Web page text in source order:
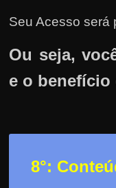
Seu Acesso será
Ou seja,
e o benefício
8°: